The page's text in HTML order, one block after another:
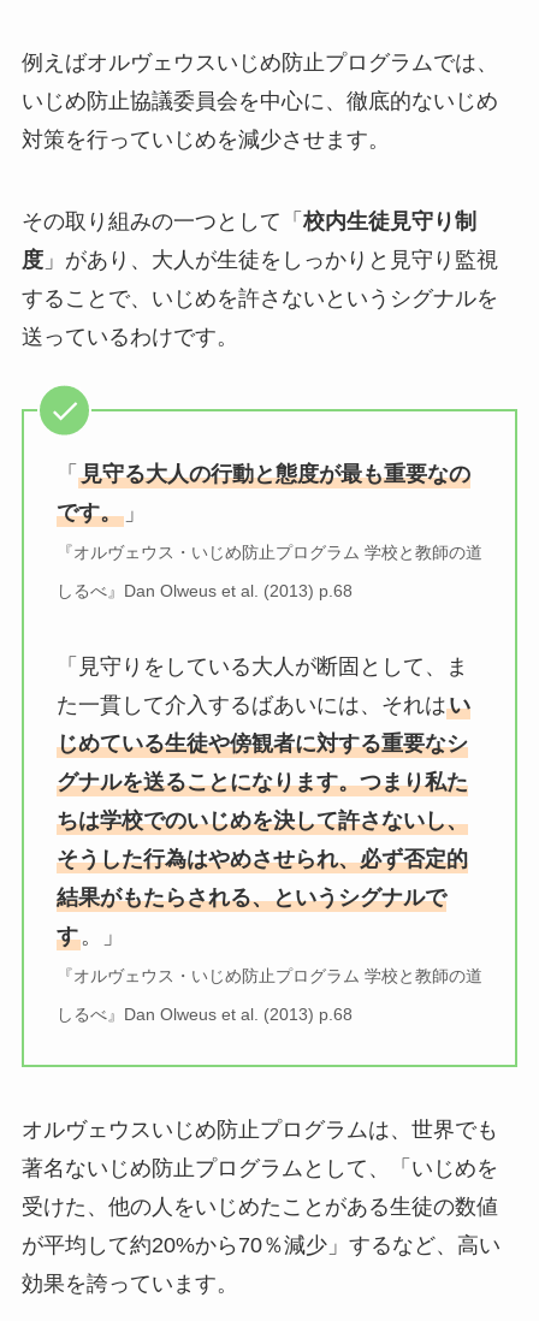
例えばオルヴェウスいじめ防止プログラムでは、
いじめ防止協議委員会を中心に、徹底的ないじめ
対策を行っていじめを減少させます。
その取り組みの一つとして「 校内生徒見守り制
度」があり、大人が生徒をしっかりと見守り監視
することで、いじめを許さないというシグナルを
送っているわけです。
「 見守る大人の行動と態度が最も重要なの
です。」
『オルヴェウス・いじめ防止プログラム 学校と教師の道
しるべ』Dan Olweus et al. (2013) p.68
「見守りをしている大人が断固として、ま
た一貫して介入するばあいには、それはい
じめている生徒や傍観者に対する重要なシ
グナルを送ることになります。つまり私た
ちは学校でのいじめを決して許さないし、
そうした行為はやめさせられ、必ず否定的
結果がもたらされる、というシグナルで
す。」
『オルヴェウス・いじめ防止プログラム 学校と教師の道
しるべ』Dan Olweus et al. (2013) p.68
オルヴェウスいじめ防止プログラムは、世界でも
著名ないじめ防止プログラムとして、「いじめを
受けた、他の人をいじめたことがある生徒の数値
が平均して約20%から70％減少」するなど、高い
効果を誇っています。